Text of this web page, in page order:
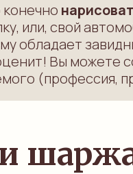
или, свой
обладает
Вы можете
(профессия,